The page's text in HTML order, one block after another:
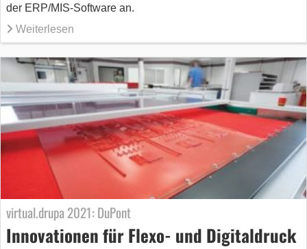
der ERP/MIS-Software an.
Weiterlesen
virtual.drupa 2021: DuPont
Innovationen für Flexo- und Digitaldruck